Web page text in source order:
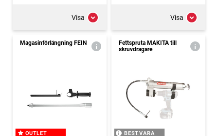
Visa Visa
Magasinförlängning FEIN
OUTLET
Fettspruta MAKITA till
skruvdragare
BEST.VARA